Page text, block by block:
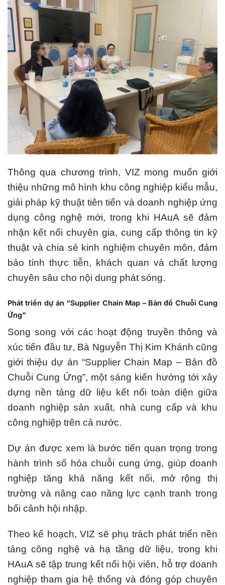
Thông qua chương trình, VIZ mong muốn giới
thiệu những mô hình khu công nghiệp kiểu mẫu,
giải pháp kỹ thuật tiên tiến và doanh nghiệp ứng
dụng công nghệ mới, trong khi HAuA sẽ đảm
nhận kết nối chuyên gia, cung cấp thông tin kỹ
thuật và chia sẻ kinh nghiệm chuyên môn, đảm
bảo tính thực tiễn, khách quan và chất lượng
chuyên sâu cho nội dung phát sóng.
Phát triển dự án “Supplier Chain Map – Bản đồ Chuỗi Cung
Ứng”
Song song với các hoạt động truyền thông và
xúc tiến đầu tư, Bà Nguyễn Thị Kim Khánh cũng
giới thiệu dự án “Supplier Chain Map – Bản đồ
Chuỗi Cung Ứng”, một sáng kiến hướng tới xây
dựng nền tảng dữ liệu kết nối toàn diện giữa
doanh nghiệp sản xuất, nhà cung cấp và khu
công nghiệp trên cả nước.
Dự án được xem là bước tiến quan trọng trong
hành trình số hóa chuỗi cung ứng, giúp doanh
nghiệp tăng khả năng kết nối, mở rộng thị
trường và nâng cao năng lực cạnh tranh trong
bối cảnh hội nhập.
Theo kế hoạch, VIZ sẽ phụ trách phát triển nền
tảng công nghệ và hạ tầng dữ liệu, trong khi
HAuA sẽ tập trung kết nối hội viên, hỗ trợ doanh
nghiệp tham gia hệ thống và đóng góp chuyên